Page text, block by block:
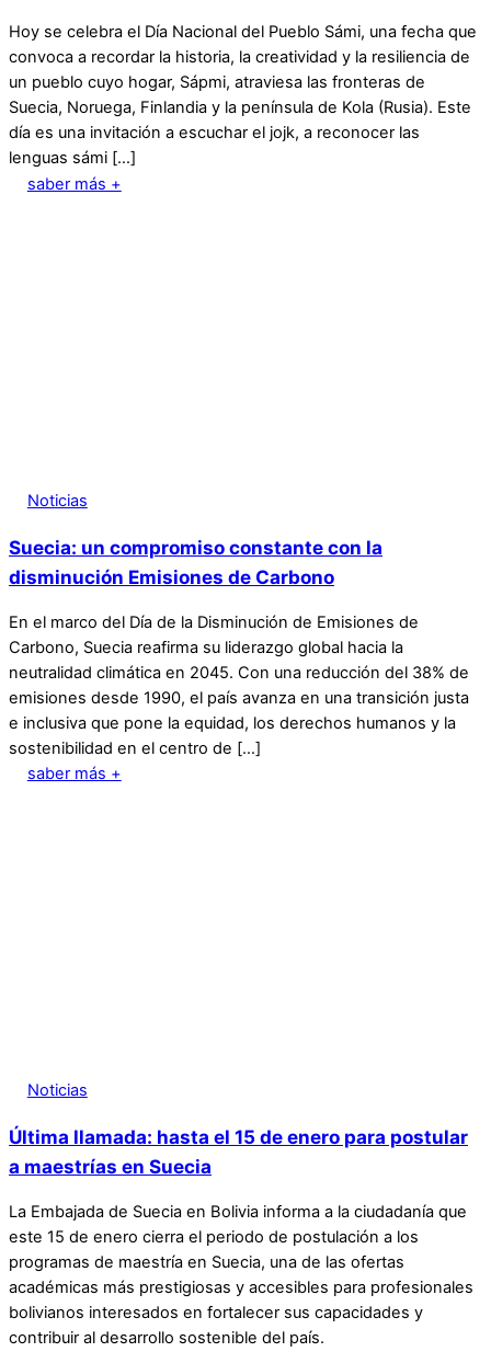
Hoy se celebra el Día Nacional del Pueblo Sámi, una fecha que
convoca a recordar la historia, la creatividad y la resiliencia de
un pueblo cuyo hogar, Sápmi, atraviesa las fronteras de
Suecia, Noruega, Finlandia y la península de Kola (Rusia). Este
día es una invitación a escuchar el jojk, a reconocer las
lenguas sámi […]
saber más +
Noticias
Suecia: un compromiso constante con la
disminución Emisiones de Carbono
En el marco del Día de la Disminución de Emisiones de
Carbono, Suecia reafirma su liderazgo global hacia la
neutralidad climática en 2045. Con una reducción del 38% de
emisiones desde 1990, el país avanza en una transición justa
e inclusiva que pone la equidad, los derechos humanos y la
sostenibilidad en el centro de […]
saber más +
Noticias
Última llamada: hasta el 15 de enero para postular
a maestrías en Suecia
La Embajada de Suecia en Bolivia informa a la ciudadanía que
este 15 de enero cierra el periodo de postulación a los
programas de maestría en Suecia, una de las ofertas
académicas más prestigiosas y accesibles para profesionales
bolivianos interesados en fortalecer sus capacidades y
contribuir al desarrollo sostenible del país.